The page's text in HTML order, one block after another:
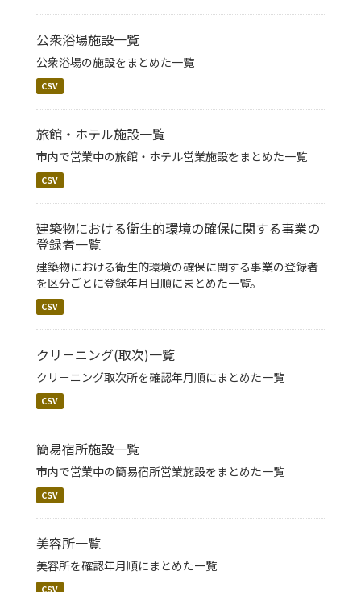
公衆浴場施設一覧
公衆浴場の施設をまとめた一覧
CSV
旅館・ホテル施設一覧
市内で営業中の旅館・ホテル営業施設をまとめた一覧
CSV
建築物における衛生的環境の確保に関する事業の
登録者一覧
建築物における衛生的環境の確保に関する事業の登録者
を区分ごとに登録年月日順にまとめた一覧。
CSV
クリ－ニング(取次)一覧
クリ－ニング取次所を確認年月順にまとめた一覧
CSV
簡易宿所施設一覧
市内で営業中の簡易宿所営業施設をまとめた一覧
CSV
美容所一覧
美容所を確認年月順にまとめた一覧
CSV